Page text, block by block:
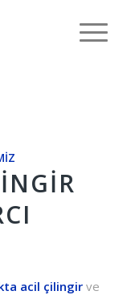
acil çilingirve